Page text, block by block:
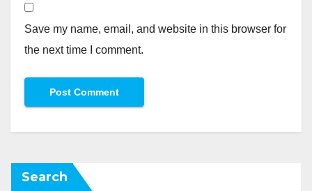
Save my name, email, and website in this browser for
the next time I comment.
Search